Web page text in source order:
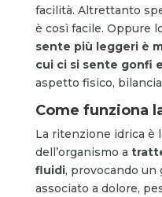
facilità. Altrettanto
è così facile. Oppure
sente più leggeri è
cui ci si sente gonfi
aspetto fisico,
Come funziona
La ritenzione idrica è
dell’organismo a
fluidi, provocando un
associato a dolore,